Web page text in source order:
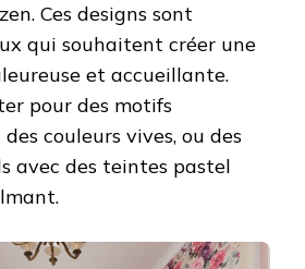
Ces designs sont
qui souhaitent créer une
et accueillante.
pour des motifs
couleurs vives, ou des
avec des teintes pastel